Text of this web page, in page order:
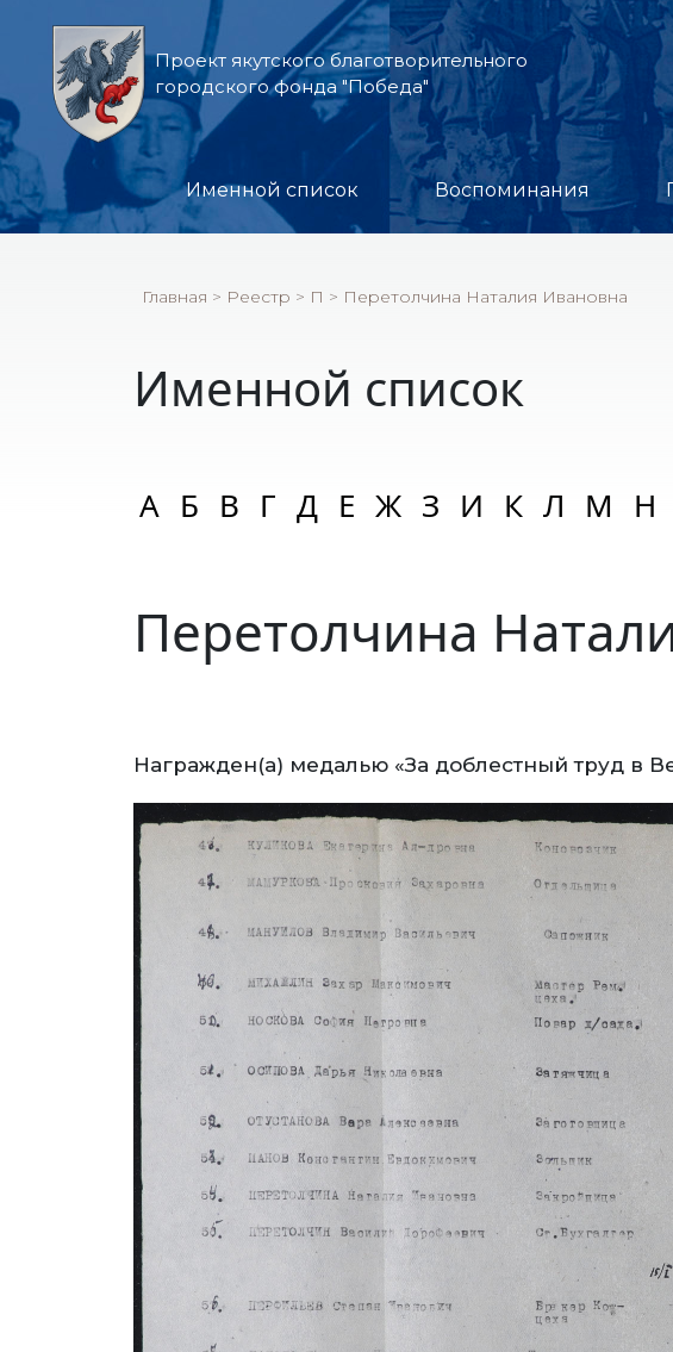
Проект якутского благотворительного
городского фонда "Победа"
Именной список Воспоминания
Главная > Реестр > П > Перетолчина Наталия Ивановна
Именной список
А Б В Г Д Е Ж З И К Л М Н
Перетолчина
Награжден(а) медалью «За доблестный труд в